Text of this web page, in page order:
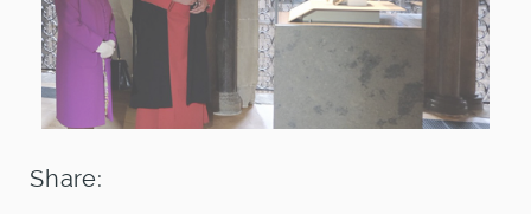
Share: